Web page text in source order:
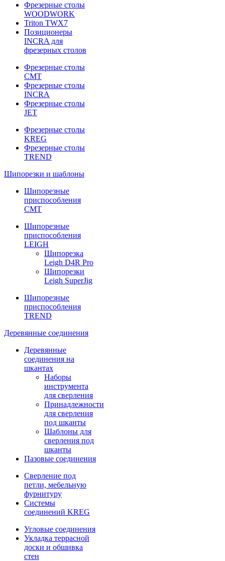
Фрезерные столы
WOODWORK
Triton TWX7
Позиционеры
INCRA для
фрезерных столов
Фрезерные столы
CMT
Фрезерные столы
INCRA
Фрезерные столы
JET
Фрезерные столы
KREG
Фрезерные столы
TREND
Шипорезки и шаблоны
Шипорезные
приспособления
CMT
Шипорезные
приспособления
LEIGH
Шипорезка
Leigh D4R Pro
Шипорезки
Leigh SuperJig
Шипорезные
приспособления
TREND
Деревянные соединения
Деревянные
соединения на
шкантах
Наборы
инструмента
для сверления
Принадлежности
для сверления
под шканты
Шаблоны для
сверления под
шканты
Пазовые соединения
Сверление под
петли, мебельную
фурнитуру
Системы
соединений KREG
Угловые соединения
Укладка террасной
доски и обшивка
стен